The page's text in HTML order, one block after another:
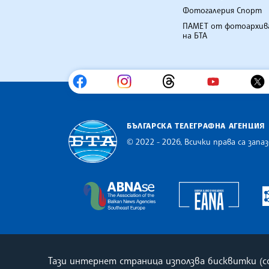
Фотогалерия Спорт
ПАМЕТ от
на БТА
БЪЛГАРСКА ТЕЛЕГРАФНА АГЕНЦИЯ
© 2022 - 2026, Всички права са
The Assocoation of the
Тази интернет страница използва бисквитки